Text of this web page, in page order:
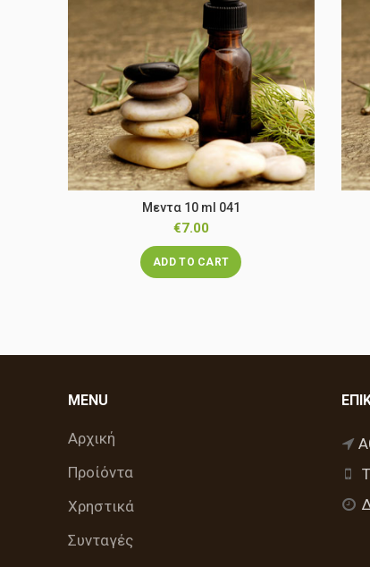
Μεντα 10 ml 041
€7.00
ADD TO CART
MENU
Αρχική
Προίόντα
Χρηστικά
Συνταγές